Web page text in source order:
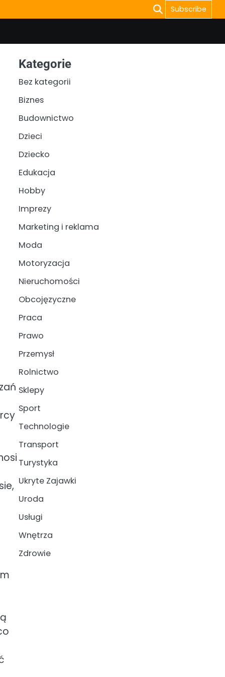
Subscribe
Kategorie
Bez kategorii
Biznes
Budownictwo
Dzieci
Dziecko
Edukacja
Hobby
Imprezy
Marketing i reklama
Moda
Motoryzacja
Nieruchomości
Obcojęzyczne
Praca
Prawo
Przemysł
Rolnictwo
Sklepy
Sport
Technologie
Transport
Turystyka
Ukryte Zajawki
Uroda
Usługi
Wnętrza
Zdrowie